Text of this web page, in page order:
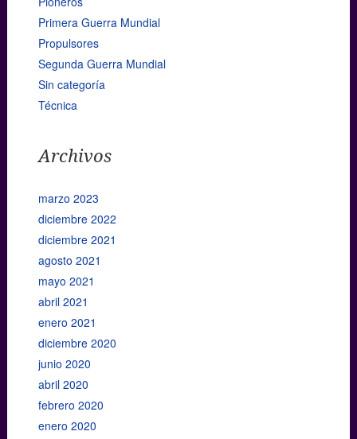
Primera Guerra Mundial
Propulsores
Segunda Guerra Mundial
Sin categoría
Técnica
Archivos
marzo 2023
diciembre 2022
diciembre 2021
agosto 2021
mayo 2021
abril 2021
enero 2021
diciembre 2020
junio 2020
abril 2020
febrero 2020
enero 2020